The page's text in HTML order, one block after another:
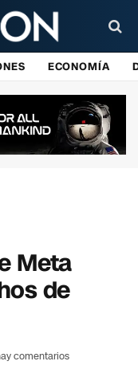
ECONOMÍA
Meta
de
comentarios